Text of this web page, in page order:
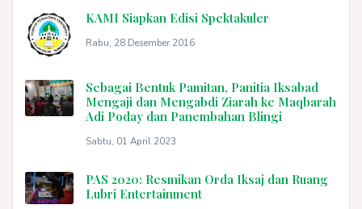
KAMI Siapkan Edisi Spektakuler
Rabu, 28 Desember 2016
Sebagai Bentuk Pamitan, Panitia Iksabad
Mengaji dan Mengabdi Ziarah ke Maqbarah
Adi Poday dan Panembahan Blingi
Sabtu, 01 April 2023
PAS 2020: Resmikan Orda Iksaj dan Ruang
Lubri Entertainment